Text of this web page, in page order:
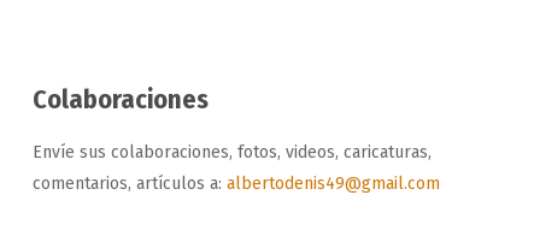
Colaboraciones
Envíe sus colaboraciones, fotos, videos, caricaturas,
comentarios, artículos a: albertodenis49@gmail.com